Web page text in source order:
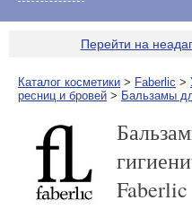
Перейти на
Каталог косметики > Faberlic >
ресниц и бровей > Бальзамы
Faberlic